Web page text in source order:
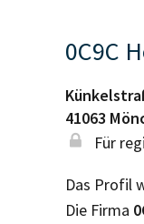
0C9C
41063
Für
Das Profil
Die Firma